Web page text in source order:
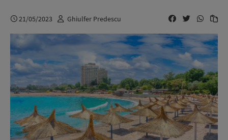
21/05/2023 Ghiulfer Predescu